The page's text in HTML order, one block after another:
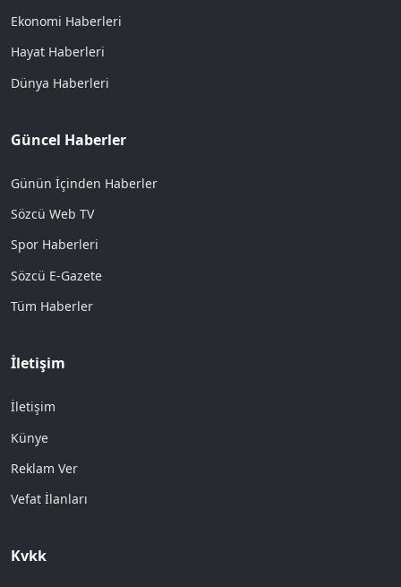
Ekonomi Haberleri
Hayat Haberleri
Dünya Haberleri
Güncel Haberler
Günün İçinden Haberler
Sözcü Web TV
Spor Haberleri
Sözcü E-Gazete
Tüm Haberler
İletişim
İletişim
Künye
Reklam Ver
Vefat İlanları
Kvkk